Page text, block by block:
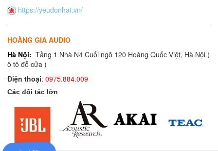
https://yeudonhat.vn/
HOÀNG GIA AUDIO
Hà Nội: Tầng 1 Nhà N4 Cuối ngõ 120 Hoàng Quốc Việt, Hà Nội (
ô tô đỗ cửa )
Điện thoại: 0975.884.009
Các đối tác lớn